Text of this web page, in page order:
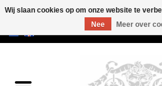
Wij slaan cookies op om onze website te
Nee
Meer over